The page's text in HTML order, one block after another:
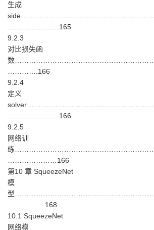
生成
………………….165
9.2.3
对比损失函
数
………….166
9.2.4
定义
………………….166
9.2.5
网络训
练
…………………166
第10 章 SqueezeNet
模
型
…………….168
10.1 SqueezeNet
网络模